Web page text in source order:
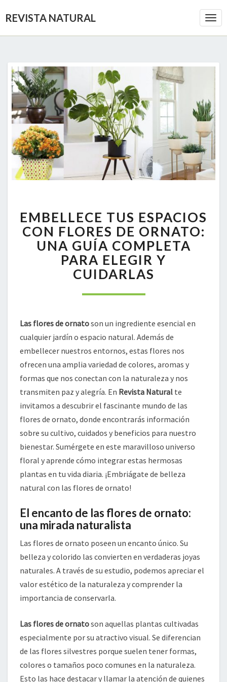
REVISTA NATURAL
TUS
ESPACIOS
CON
FLORES
DE
ORNATO:
GUÍA
ELEGIR
Y
CUIDARLAS
EMBELLECE TUS ESPACIOS
CON FLORES DE ORNATO:
UNA GUÍA COMPLETA
PARA ELEGIR Y
CUIDARLAS
Las flores de ornatoson un ingrediente esencial en
cualquier jardín o espacio natural. Además de
embellecer nuestros entornos, estas flores nos
ofrecen una amplia variedad de colores, aromas y
formas que nos conectan con la naturaleza y nos
transmiten paz y alegría. En Revista Natural te
invitamos a descubrir el fascinante mundo de las
flores de ornato, donde encontrarás información
sobre su cultivo, cuidados y beneficios para nuestro
bienestar. Sumérgete en este maravilloso universo
floral y aprende cómo integrar estas hermosas
plantas en tu vida diaria. ¡Embriágate de belleza
natural con las flores de ornato!
El encanto de las flores de ornato:
una mirada naturalista
Las flores de ornato poseen un encanto único. Su
belleza y colorido las convierten en verdaderas joyas
naturales. A través de su estudio, podemos apreciar el
valor estético de la naturaleza y comprender la
importancia de conservarla.
Las flores de ornatoson aquellas plantas cultivadas
especialmente por su atractivo visual. Se diferencian
de las flores silvestres porque suelen tener formas,
colores o tamaños poco comunes en la naturaleza.
Esto las hace destacar y llamar la atención de quienes